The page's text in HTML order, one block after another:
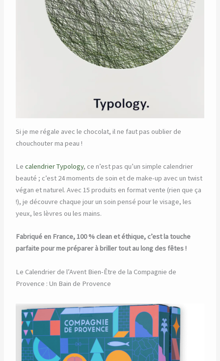
Si je me régale avec le chocolat, il ne faut pas oublier de
chouchouter ma peau !
Le calendrier Typology, ce n’est pas qu’un simple calendrier
beauté ; c’est 24 moments de soin et de make-up avec un twist
végan et naturel. Avec 15 produits en format vente (rien que ça
!), je découvre chaque jour un soin pensé pour le visage, les
yeux, les lèvres ou les mains.
Fabriqué en France, 100 % clean et éthique, c’est la touche
parfaite pour me préparer à briller tout au long des fêtes !
Le Calendrier de l’Avent Bien-Être de la Compagnie de
Provence : Un Bain de Provence